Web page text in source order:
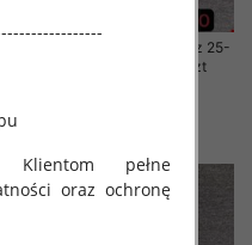
Spodnie damskie jeansy Roz 25-
30, 1 Kolor Paczka 10 szt
Klientom pełne
oraz ochronę